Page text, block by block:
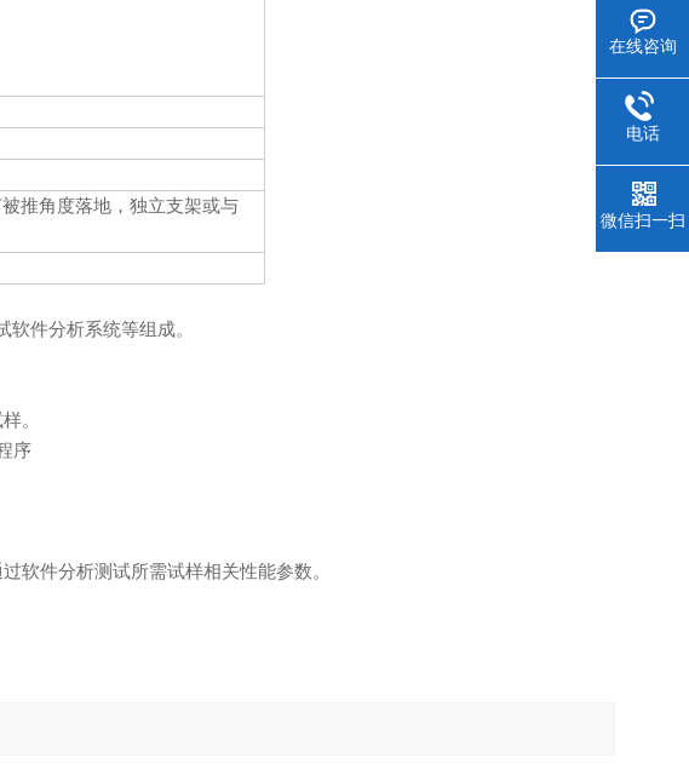
推角度落地，独立支架或与
件分析系统等组成。
。
序
软件分析测试所需试样相关性能参数。
在线咨询
电话
微信扫一扫